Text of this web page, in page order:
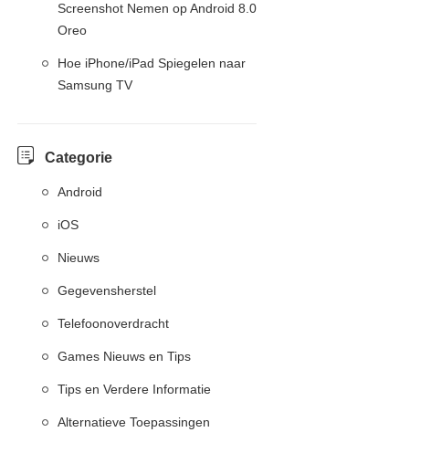
Screenshot Nemen op Android 8.0
Oreo
Hoe iPhone/iPad Spiegelen naar
Samsung TV
Categorie
Android
iOS
Nieuws
Gegevensherstel
Telefoonoverdracht
Games Nieuws en Tips
Tips en Verdere Informatie
Alternatieve Toepassingen